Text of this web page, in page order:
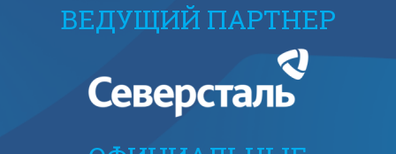
ВЕДУЩИЙ ПАРТНЕР